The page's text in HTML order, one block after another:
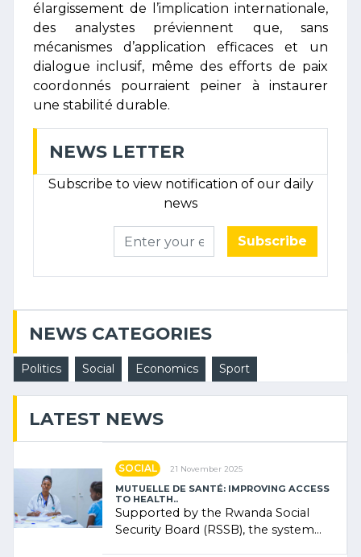
élargissement de l’implication internationale,
des analystes préviennent que, sans
mécanismes d’application efficaces et un
dialogue inclusif, même des efforts de paix
coordonnés pourraient peiner à instaurer
une stabilité durable.
NEWS LETTER
Subscribe to view notification of our daily
news
Subscribe
NEWS CATEGORIES
Politics Social Economics Sport
LATEST NEWS
SOCIAL 21 November 2025
MUTUELLE DE SANTÉ: IMPROVING ACCESS
TO HEALTH..
Supported by the Rwanda Social
Security Board (RSSB), the system